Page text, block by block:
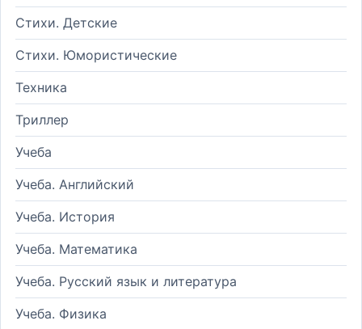
Стихи. Детские
Стихи. Юмористические
Техника
Триллер
Учеба
Учеба. Английский
Учеба. История
Учеба. Математика
Учеба. Русский язык и литература
Учеба. Физика